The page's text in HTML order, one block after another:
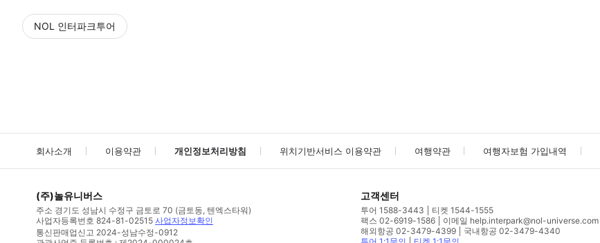
NOL 인터파크투어
회사소개 이용약관 개인정보처리방침 위치기반서비스 이용약관 여행약관 여행자보험 가입내역
(주)놀유니버스
주소 경기도 성남시 수정구 금토로 70 (금토동, 텐엑스타워)
사업자등록번호 824-81-02515 사업자정보확인
통신판매업신고 2024-성남수정-0912
고객센터
투어 1588-3443
티켓 1544-1555
팩스 02-6919-1586
이메일 help.interpark@nol-universe.com
해외항공 02-3479-4399
국내항공 02-3479-4340